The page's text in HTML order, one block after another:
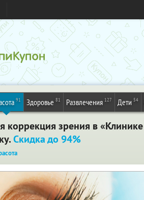
91 Здоровье 81 Развлечения 127 Дети 54
коррекция зрения в
Скидка до 94%